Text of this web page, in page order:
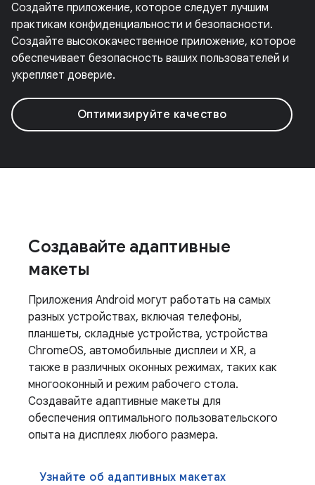
Создайте приложение, которое следует лучшим
практикам конфиденциальности и безопасности.
Создайте высококачественное приложение, которое
обеспечивает безопасность ваших пользователей и
укрепляет доверие.
Оптимизируйте качество
Создавайте адаптивные
макеты
Приложения Android могут работать на самых
разных устройствах, включая телефоны,
планшеты, складные устройства, устройства
ChromeOS, автомобильные дисплеи и XR, а
также в различных оконных режимах, таких как
многооконный и режим рабочего стола.
Создавайте адаптивные макеты для
обеспечения оптимального пользовательского
опыта на дисплеях любого размера.
Узнайте об адаптивных макетах